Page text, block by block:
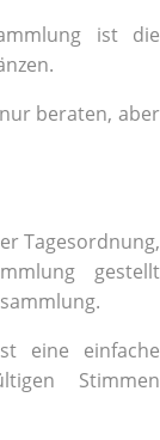
ist die
beraten, aber
Tagesordnung,
gestellt
eine einfache
Stimmen